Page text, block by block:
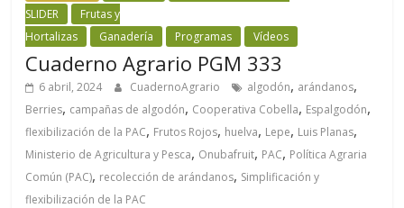
SLIDER
Frutas y
Hortalizas
Ganadería Programas Vídeos
Cuaderno Agrario PGM 333
6 abril, 2024 CuadernoAgrario algodón, arándanos,
Berries, campañas de algodón, Cooperativa Cobella, Espalgodón,
flexibilización de la PAC, Frutos Rojos, huelva, Lepe, Luis Planas,
Ministerio de Agricultura y Pesca, Onubafruit, PAC, Política Agraria
Común (PAC), recolección de arándanos, Simplificación y
flexibilización de la PAC